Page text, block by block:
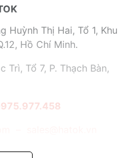
Huỳnh Thị Hai, Tổ 1, Khu
Hồ Chí Minh.
Trì, Tổ 7, P. Thạch Bàn,